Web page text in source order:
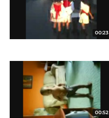
00:23
00:52